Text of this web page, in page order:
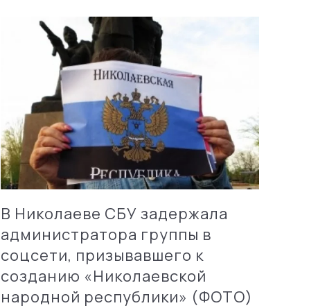
В Николаеве СБУ задержала
администратора группы в
соцсети, призывавшего к
созданию «Николаевской
народной республики» (ФОТО)